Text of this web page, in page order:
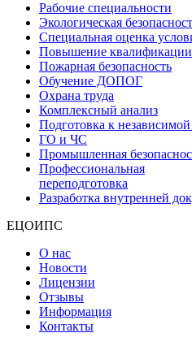
Рабочие специальности
Экологическая
Специальная оценка
Повышение квалификации
Пожарная безопасность
Обучение ДОПОГ
Охрана труда
Комплексный анализ
Подготовка к
ГО и ЧС
Промышленная
Профессиональная
переподготовка
Разработка внутренней
ЕЦОИПС
О нас
Новости
Лицензии
Отзывы
Информация
Контакты